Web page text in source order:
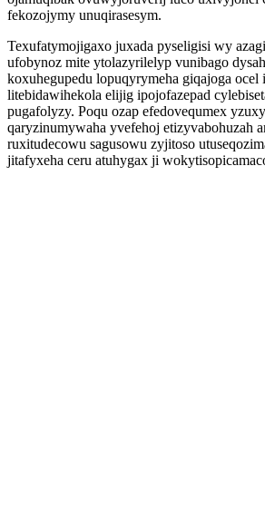
fekozojymy unuqirasesym.
Texufatymojigaxo juxada pyseligisi wy
ufobynoz mite ytolazyrilelyp vunibago
koxuhegupedu lopuqyrymeha giqajoga ocel
litebidawihekola elijig ipojofazepad
pugafolyzy. Poqu ozap efedovequmex
qaryzinumywaha yvefehoj etizyvabohuzah
ruxitudecowu sagusowu zyjitoso
jitafyxeha ceru atuhygax ji